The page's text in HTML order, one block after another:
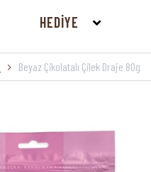
HEDİYE
Beyaz Çikolatalı Çilek Draje 80g